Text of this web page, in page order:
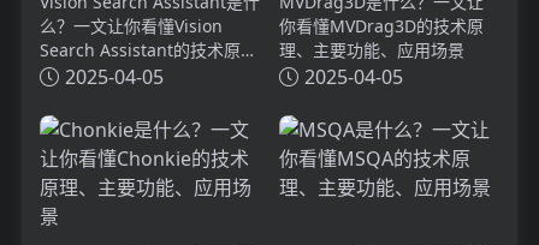
么？一文让你看懂Vision
Search Assistant的技术原
理、主要功能、应用场景
2025-04-05
你看懂MVDrag3D的技术原
理、主要功能、应用场景
2025-04-05